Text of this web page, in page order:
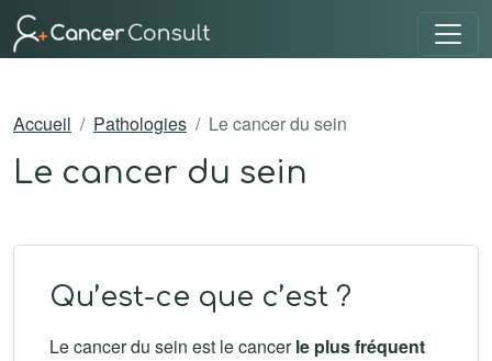
Accueil Pathologies Le cancer du sein
Le cancer du sein
Qu’est-ce que c’est ?
Le cancer du sein est le cancerle plus fréquent